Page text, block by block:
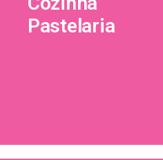
Pastelaria